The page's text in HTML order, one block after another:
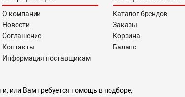
О компании
Новости
Соглашение
Контакты
Информация поставщикам
Каталог брендов
Заказы
Корзина
Баланс
или Вам требуется помощь в подборе,